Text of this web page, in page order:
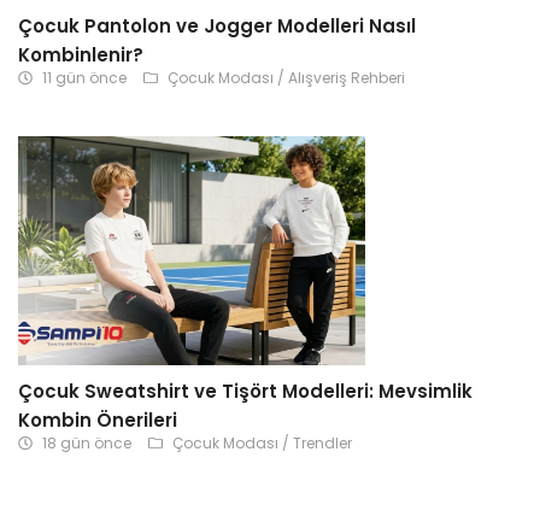
Çocuk Pantolon ve Jogger Modelleri Nasıl
Kombinlenir?
11 gün önce Çocuk Modası / Alışveriş Rehberi
Çocuk Sweatshirt ve Tişört Modelleri: Mevsimlik
Kombin Önerileri
18 gün önce Çocuk Modası / Trendler